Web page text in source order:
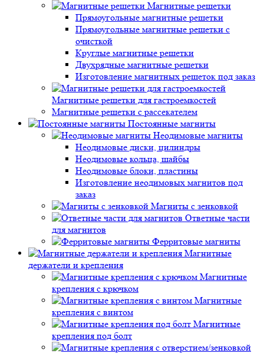
Магнитные решетки
Прямоугольные магнитные решетки
Прямоугольные магнитные решетки с
очисткой
Круглые магнитные решетки
Двухрядные магнитные решетки
Изготовление магнитных решеток под заказ
Магнитные решетки для гастроемкостей
Магнитные решетки с рассекателем
Постоянные магниты
Неодимовые магниты
Неодимовые диски, цилиндры
Неодимовые кольца, шайбы
Неодимовые блоки, пластины
Изготовление неодимовых магнитов под
заказ
Магниты с зенковкой
Ответные части
для магнитов
Ферритовые магниты
Магнитные
держатели и крепления
Магнитные
крепления с крючком
Магнитные
крепления с винтом
Магнитные
крепления под болт